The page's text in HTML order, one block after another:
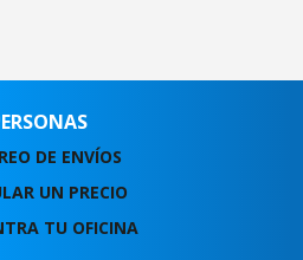
DE ENVÍOS
UN PRECIO
TU OFICINA